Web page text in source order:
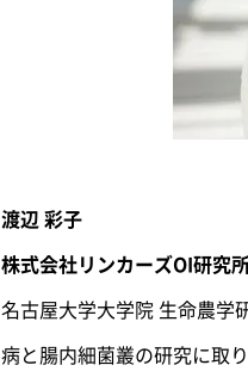
渡辺 彩子
株式会社リンカーズOI研究
名古屋大学大学院 生命農学
病と腸内細菌叢の研究に取